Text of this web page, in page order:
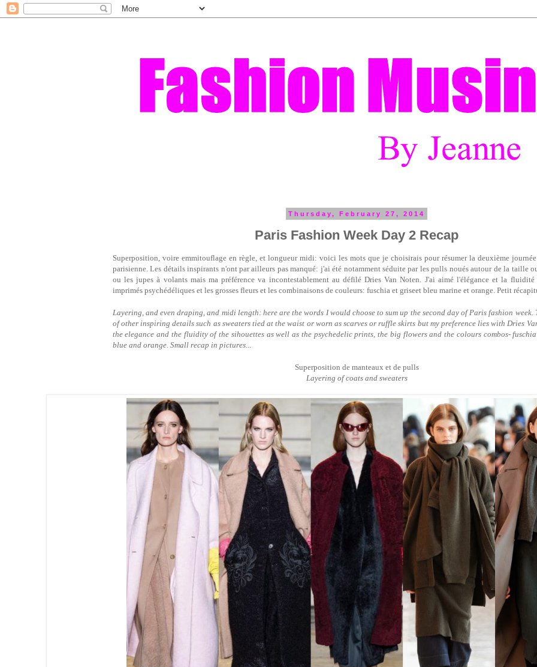
Thursday, February 27, 2014
Paris Fashion Week Day 2 Recap
Superposition, voire emmitouflage en règle, et longueur midi: voici les mots que je choisirais pour résumer la deuxième
parisienne. Les détails inspirants n'ont par ailleurs pas manqué: j'ai été notamment séduite par les pulls noués autour de la taille
ou les jupes à volants mais ma préférence va incontestablement au défilé Dries Van Noten. J'ai aimé l'élégance et la fluidité
imprimés psychédéliques et les grosses fleurs et les combinaisons de couleurs: fuschia et griseet bleu marine et orange. Petit
Layering, and even draping, and midi length: here are the words I would choose to sum up the second day of Paris fashion week.
of other inspiring details such as sweaters tied at the waist or worn as scarves or ruffle skirts but my preference lies with Dries
the elegance and the fluidity of the sihouettes as well as the psychedelic prints, the big flowers and the colours combos-
blue and orange. Small recap in pictures...
Superposition de manteaux et de pulls
Layering of coats and sweaters